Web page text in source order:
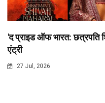
'द प्राइड ऑफ भारत: छत्रपति
एंट्री
27 Jul, 2026